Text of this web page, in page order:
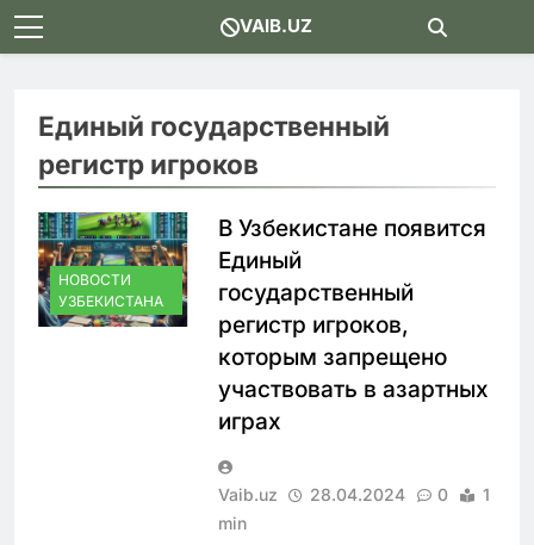
Skip
to
VAIB.UZ
Единый государственный
регистр игроков
НОВОСТИ
УЗБЕКИСТАНА
В Узбекистане появится
Единый
государственный
регистр игроков,
которым запрещено
участвовать в азартных
играх
Vaib.uz 28.04.2024 0
1
min